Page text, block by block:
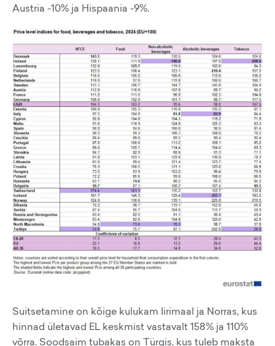
Austria -10% ja Hispaania -9%.
Suitsetamine on kõige kulukam Iirimaal ja Norras, kus
hinnad ületavad EL keskmist vastavalt 158% ja 110%
võrra. Soodsaim tubakas on Türgis, kus tuleb maksta